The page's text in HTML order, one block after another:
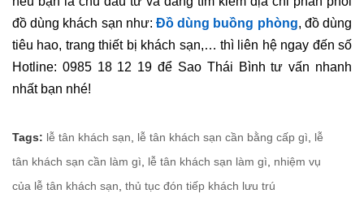
đồ dùng khách sạn như: Đồ dùng buồng phòng, đồ dùng
tiêu hao, trang thiết bị khách sạn,… thì liên hệ ngay đến số
Hotline: 0985 18 12 19 để Sao Thái Bình tư vấn nhanh
nhất bạn nhé!
Tags: lễ tân khách sạn lễ tân khách sạn cần bằng cấp gì
lễ
tân khách sạn cần làm gì
lễ tân khách sạn làm gì
nhiệm vụ
của lễ tân khách sạn thủ tục đón tiếp khách lưu trú